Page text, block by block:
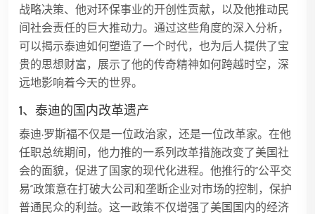
战略决策、他对环保事业的开创性贡献，以及他推动民
间社会责任的巨大推动力。通过这些角度的深入分析，
可以揭示泰迪如何塑造了一个时代，也为后人提供了宝
贵的思想财富，展示了他的传奇精神如何跨越时空，深
远地影响着今天的世界。
1、泰迪的国内改革遗产
泰迪·罗斯福不仅是一位政治家，还是一位改革家。在他
任职总统期间，他力推的一系列改革措施改变了美国社
会的面貌，促进了国家的现代化进程。他推行的“公平交
易”政策意在打破大公司和垄断企业对市场的控制，保护
普通民众的利益。这一政策不仅增强了美国国内的经济